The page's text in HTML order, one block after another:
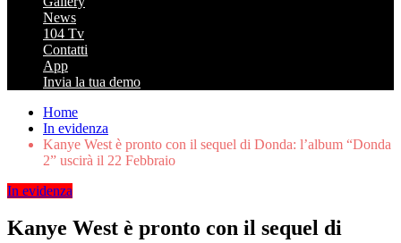
News
104 Tv
Contatti
App
Invia la tua demo
Home
In evidenza
Kanye West è pronto con il sequel di Donda: l’album “Donda
2” uscirà il 22 Febbraio
In evidenza
Kanye West è pronto con il sequel di